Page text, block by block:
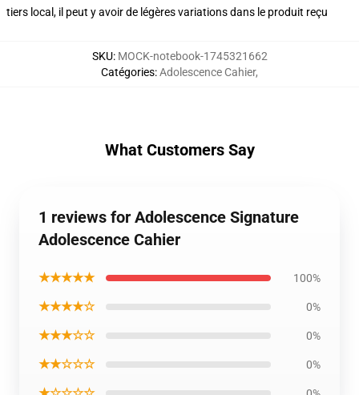
tiers local, il peut y avoir de légères variations dans le produit reçu
SKU: MOCK-notebook-1745321662
Catégories:Adolescence Cahier,
What Customers Say
1 reviews for Adolescence Signature
Adolescence Cahier
★★★★★ 100%
★★★★☆ 0%
★★★☆☆ 0%
★★☆☆☆ 0%